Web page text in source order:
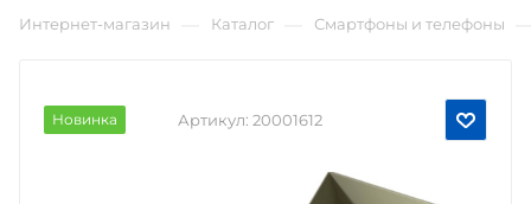
Интернет-магазин Каталог Смартфоны и телефоны
Новинка Артикул: 20001612